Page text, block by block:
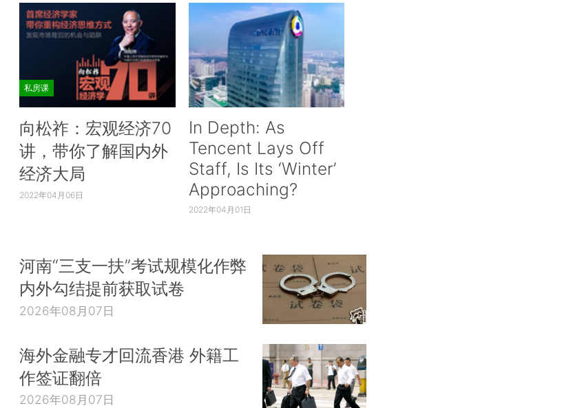
私房课
向松祚：宏观经济70
讲，带你了解国内外
经济大局
2022年04月06日
In Depth: As
Tencent Lays Off
Staff, Is Its ‘Winter’
Approaching?
2022年04月01日
河南“三支一扶”考试规模化作弊
内外勾结提前获取试卷
2026年08月07日
海外金融专才回流香港 外籍工
作签证翻倍
2026年08月07日